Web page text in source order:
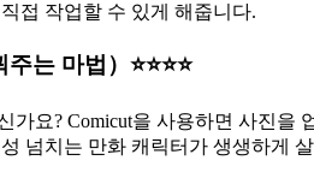
접 작업할 수 있게 해줍니다.
는 마법）⭐⭐⭐⭐
가요? Comicut을 사용하면 사진
넘치는 만화 캐릭터가 생생하게